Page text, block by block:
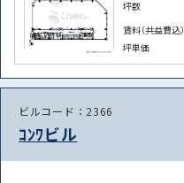
坪数
賃料（共益費込）
坪単価
ビルコード：2366
ｺﾝﾜビル